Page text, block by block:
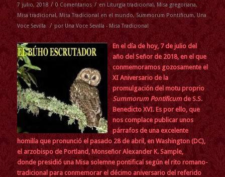
7 julio, 2018 / 0 Comentarios / en Liturgia tradicional, Misa gregoriana,
Misa tradicional, Misa Tradicional en el mundo, Summorum Pontificum, Una
Voce Sevilla
/ por Una Voce Sevilla - Misa Tradicional
En el día de hoy, 7 de julio del
año del Señor de 2018, en el que
conmemoramos gozosamente el
XI Aniversario de la
promulgación del motu proprio
Summorum Pontificumde S.S.
Benedicto XVI. Es por ello, que
nos complace publicar unos
párrafos de una excelente
homilía que pronunció el pasado 28 de abril, en Washington (DC),
el arzobispo de Portland, Monseñor Alexander K. Sample,
donde presidió una Misa solemne pontifical según el rito romano-
tradicional para conmemorar el décimo aniversario del referido